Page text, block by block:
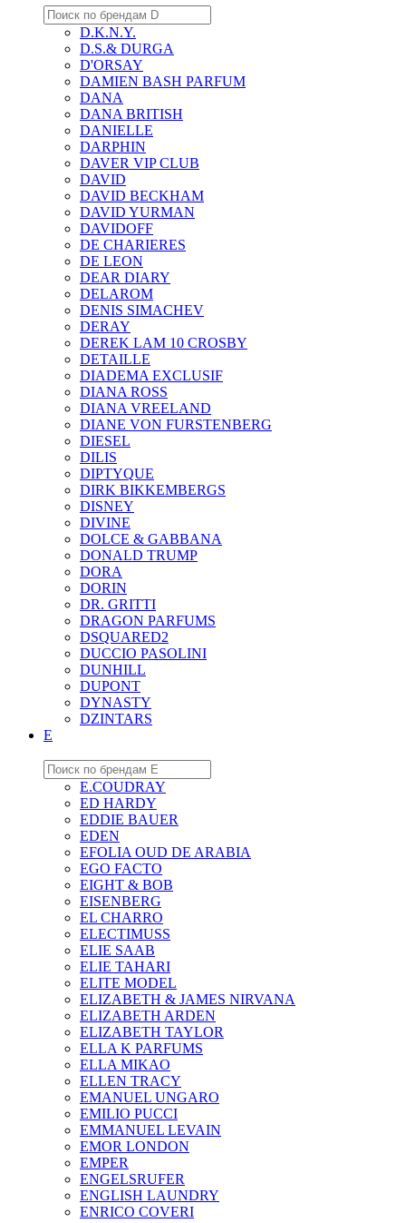
D.K.N.Y.
D.S.& DURGA
D'ORSAY
DAMIEN BASH PARFUM
DANA
DANA BRITISH
DANIELLE
DARPHIN
DAVER VIP CLUB
DAVID
DAVID BECKHAM
DAVID YURMAN
DAVIDOFF
DE CHARIERES
DE LEON
DEAR DIARY
DELAROM
DENIS SIMACHEV
DERAY
DEREK LAM 10 CROSBY
DETAILLE
DIADEMA EXCLUSIF
DIANA ROSS
DIANA VREELAND
DIANE VON FURSTENBERG
DIESEL
DILIS
DIPTYQUE
DIRK BIKKEMBERGS
DISNEY
DIVINE
DOLCE & GABBANA
DONALD TRUMP
DORA
DORIN
DR. GRITTI
DRAGON PARFUMS
DSQUARED2
DUCCIO PASOLINI
DUNHILL
DUPONT
DYNASTY
DZINTARS
E
E.COUDRAY
ED HARDY
EDDIE BAUER
EDEN
EFOLIA OUD DE ARABIA
EGO FACTO
EIGHT & BOB
EISENBERG
EL CHARRO
ELECTIMUSS
ELIE SAAB
ELIE TAHARI
ELITE MODEL
ELIZABETH & JAMES NIRVANA
ELIZABETH ARDEN
ELIZABETH TAYLOR
ELLA K PARFUMS
ELLA MIKAO
ELLEN TRACY
EMANUEL UNGARO
EMILIO PUCCI
EMMANUEL LEVAIN
EMOR LONDON
EMPER
ENGELSRUFER
ENGLISH LAUNDRY
ENRICO COVERI